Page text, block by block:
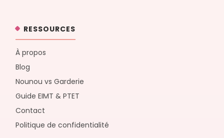
RESSOURCES
À propos
Blog
Nounou vs Garderie
Guide EIMT & PTET
Contact
Politique de confidentialité